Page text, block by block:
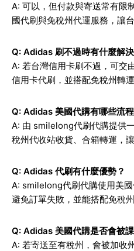
A: 可以，但付款與寄送常有限
國代刷與免稅州代運服務，讓
Q: Adidas 刷不過時有什麼解
A: 若台灣信用卡刷不過，可交
信用卡代刷，並搭配免稅州轉
Q: Adidas 美國代購有哪些流
A: 由 smilelong代刷代購提供
稅州代收站收貨、合箱轉運，
Q: Adidas 代刷有什麼優勢？
A: smilelong代刷代購使用美
避免訂單失敗，並能搭配免稅
Q: Adidas 美國代購是否會被
A: 若寄送至有稅州，會被加收